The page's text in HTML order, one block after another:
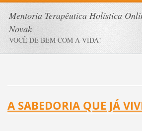
Mentoria Terapêutica Holística
Novak
VOCÊ DE BEM COM A VIDA!
A SABEDORIA QUE JÁ